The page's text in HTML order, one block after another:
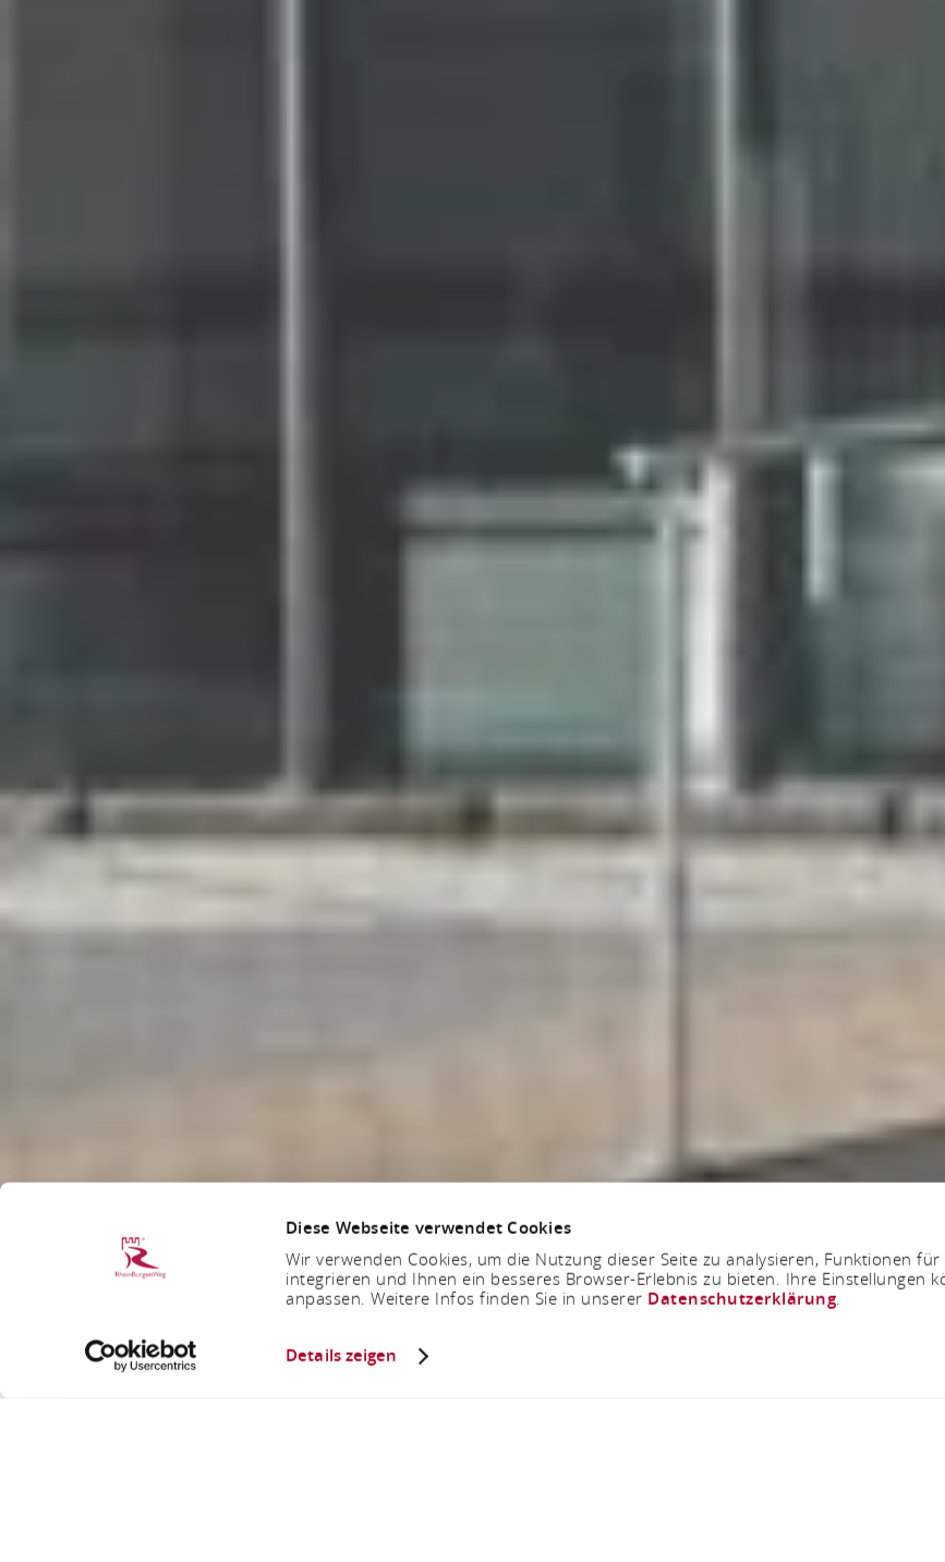
Diese Webseite verwendet Cookies
Wir verwenden Cookies, um die Nutzung dieser Seite zu analysieren, Funktionen für
integrieren und Ihnen ein besseres Browser-Erlebnis zu bieten. Ihre Einstellungen
anpassen. Weitere Infos finden Sie in unserer Datenschutzerklärung.
Details zeigen